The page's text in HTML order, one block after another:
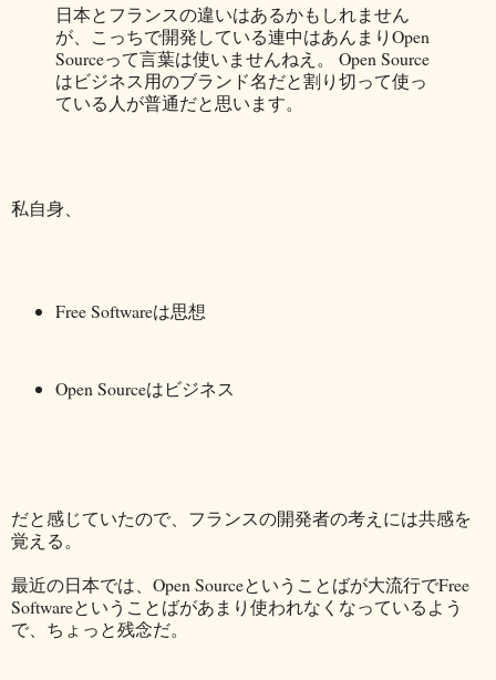
日本とフランスの違いはあるかもしれません
が、こっちで開発している連中はあんまりOpen
Sourceって言葉は使いませんねえ。 Open Source
はビジネス用のブランド名だと割り切って使っ
ている人が普通だと思います。
私自身、
Free Softwareは思想
Open Sourceはビジネス
だと感じていたので、フランスの開発者の考えには共感を
覚える。
最近の日本では、Open Sourceということばが大流行でFree
Softwareということばがあまり使われなくなっているよう
で、ちょっと残念だ。